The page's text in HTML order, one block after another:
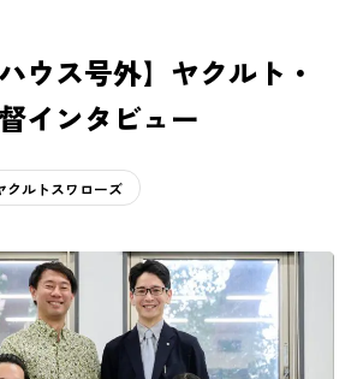
ウス号外】ヤクルト・
インタビュー
クルトスワローズ